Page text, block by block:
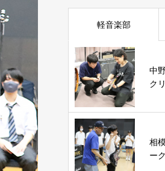
軽音楽部
中
ク
相
ー